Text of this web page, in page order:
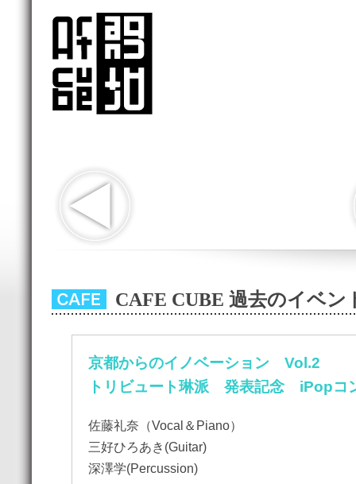
CAFE CUBE 過去のイベン
京都からのイノベーション Vol.2
トリビュート琳派 発表記念 iPopコ
佐藤礼奈（Vocal＆Piano）
三好ひろあき(Guitar)
深澤学(Percussion)